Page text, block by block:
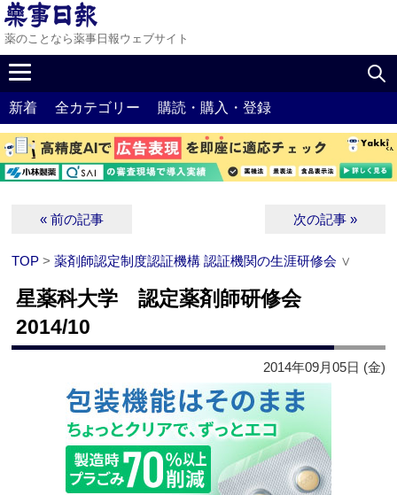
薬のことなら薬事日報ウェブサイト
新着 全カテゴリー 購読・購入・登録
« 前の記事 次の記事 »
TOP >薬剤師認定制度認証機構 認証機関の生涯研修会 ∨
星薬科大学 認定薬剤師研修会
2014/10
2014年09月05日 (金)